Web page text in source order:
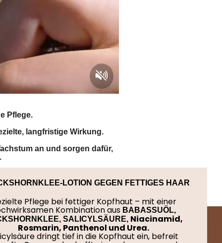
Pflege.
langfristige Wirkung.
an und sorgen dafür,
LOTION GEGEN FETTIGES HAAR
Pflege bei fettiger Kopfhaut – mit einer
Kombination aus BABASSUÖL,
SALICYLSÄURE, Niacinamid,
Rosmarin, Panthenol und Urea.
dringt tief in die Kopfhaut ein, befreit